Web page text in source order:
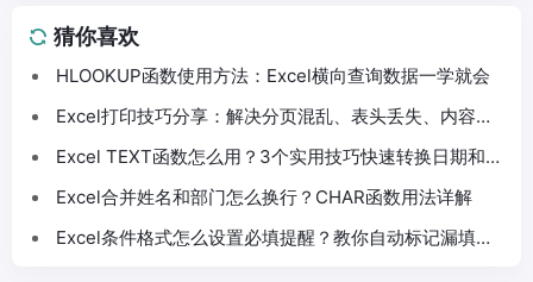
猜你喜欢
HLOOKUP函数使用方法：Excel横向查询数据一学就会
Excel打印技巧分享：解决分页混乱、表头丢失、内容截
Excel TEXT函数怎么用？3个实用技巧快速转换日期和数
Excel合并姓名和部门怎么换行？CHAR函数用法详解
Excel条件格式怎么设置必填提醒？教你自动标记漏填数